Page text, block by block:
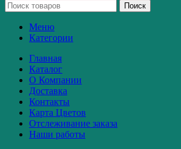
Поиск
Меню
Категории
Главная
Каталог
О Компании
Доставка
Контакты
Карта Цветов
Отслеживание заказа
Наши работы